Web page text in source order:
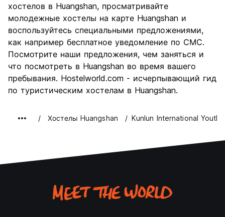
Ночная жизнь
Соотношение цены и
качества
7.6
хостелов в Huangshan, просматривайте
молодежные хостелы на карте Huangshan и
воспользуйтесь специальными предложениями,
как например бесплатное уведомление по СМС.
Посмотрите наши предложения, чем заняться и
что посмотреть в Huangshan во время вашего
пребывания. Hostelworld.com - исчерпывающий гид
по туристическим хостелам в Huangshan.
Хостелы Huangshan Kunlun International Youth